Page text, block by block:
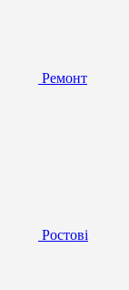
Ремонт
Ростові